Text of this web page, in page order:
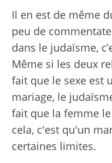
Il en est de même
peu de
dans le judaïsme,
Même si les deux
fait que le sexe est
mariage, le
fait que la femme
cela, c'est qu'un
certaines limites.